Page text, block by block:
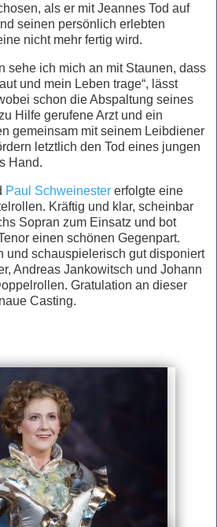
als er mit Jeannes Tod auf
seinen persönlich erlebten
nicht mehr fertig wird.
sehe ich mich an mit Staunen, dass
und mein Leben trage“, lässt
schon die Abspaltung seines
Hilfe gerufene Arzt und ein
gemeinsam mit seinem Leibdiener
letztlich den Tod eines jungen
Hand.
Paul Schweinester erfolgte eine
Kräftig und klar, scheinbar
Sopran zum Einsatz und bot
einen schönen Gegenpart.
und schauspielerisch gut disponiert
Andreas Jankowitsch und Johann
Gratulation an dieser
Casting.